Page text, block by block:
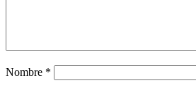
Nombre *